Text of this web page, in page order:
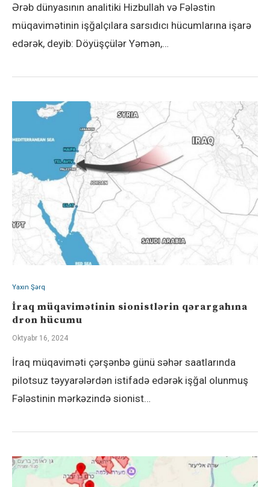
Ərəb dünyasının analitiki Hizbullah və Fələstin
müqavimətinin işğalçılara sarsıdıcı hücumlarına işarə
edərək, deyib: Döyüşçülər Yəmən,…
Yaxın Şərq
İraq müqavimətinin sionistlərin qərargahına
dron hücumu
Oktyabr 16, 2024
İraq müqaviməti çərşənbə günü səhər saatlarında
pilotsuz təyyarələrdən istifadə edərək işğal olunmuş
Fələstinin mərkəzində sionist…